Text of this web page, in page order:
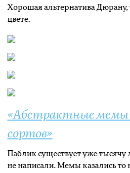
Хорошая альтернатива Дюрану,
цвете.
«Абстрактные мемы
сортов»
Паблик существует уже тысячу
не написали. Мемы казались то